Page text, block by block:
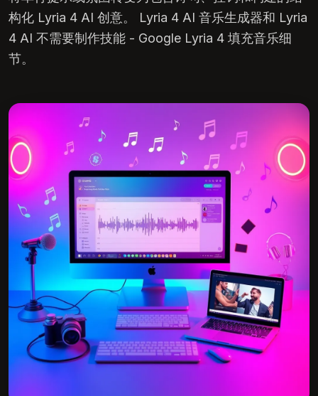
构化 Lyria 4 AI 创意。 Lyria 4 AI 音乐生成器和 Lyria
4 AI 不需要制作技能 - Google Lyria 4 填充音乐细
节。